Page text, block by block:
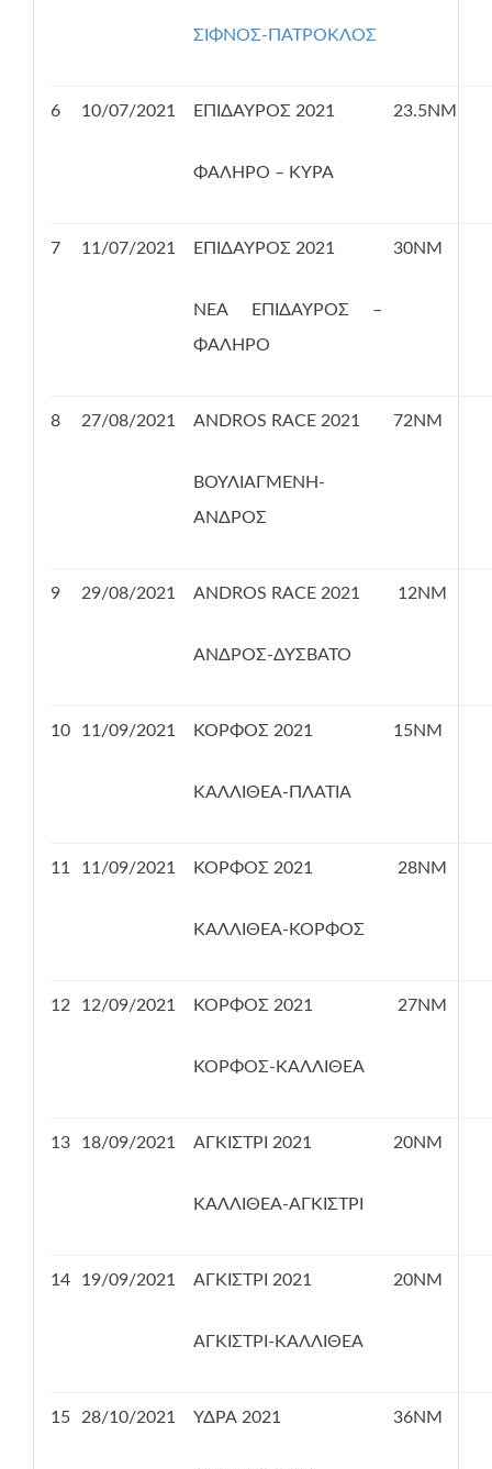
ΣΙΦΝΟΣ-ΠΑΤΡΟΚΛΟΣ
6 10/07/2021 ΕΠΙΔΑΥΡΟΣ 2021
ΦΑΛΗΡΟ – ΚΥΡΑ
23.5ΝΜ
7 11/07/2021 ΕΠΙΔΑΥΡΟΣ 2021
ΝΕΑ ΕΠΙΔΑΥΡΟΣ –
ΦΑΛΗΡΟ
30ΝΜ
8 27/08/2021 ANDROS RACE 2021
ΒΟΥΛΙΑΓΜΕΝΗ-
ΑΝΔΡΟΣ
72ΝΜ
9 29/08/2021 ANDROS RACE 2021
ΑΝΔΡΟΣ-ΔΥΣΒΑΤΟ
12ΝΜ
10 11/09/2021 ΚΟΡΦΟΣ 2021
ΚΑΛΛΙΘΕΑ-ΠΛΑΤΙΑ
15ΝΜ
11 11/09/2021 ΚΟΡΦΟΣ 2021
ΚΑΛΛΙΘΕΑ-ΚΟΡΦΟΣ
28ΝΜ
12 12/09/2021 ΚΟΡΦΟΣ 2021
ΚΟΡΦΟΣ-ΚΑΛΛΙΘΕΑ
27ΝΜ
13 18/09/2021 ΑΓΚΙΣΤΡΙ 2021
ΚΑΛΛΙΘΕΑ-ΑΓΚΙΣΤΡΙ
20ΝΜ
14 19/09/2021 ΑΓΚΙΣΤΡΙ 2021
ΑΓΚΙΣΤΡΙ-ΚΑΛΛΙΘΕΑ
20ΝΜ
15 28/10/2021 ΥΔΡΑ 2021 36ΝΜ